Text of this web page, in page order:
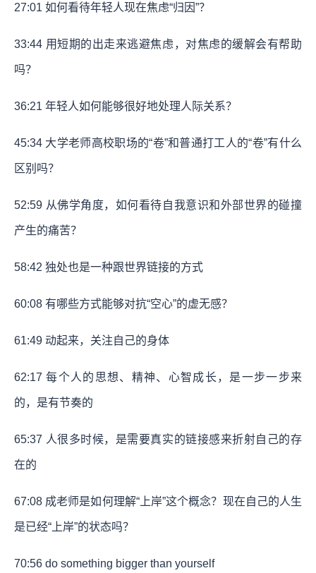
27:01 如何看待年轻人现在焦虑“归因”？
33:44 用短期的出走来逃避焦虑，对焦虑的缓解会有帮助
吗？
36:21 年轻人如何能够很好地处理人际关系？
45:34 大学老师高校职场的“卷”和普通打工人的“卷”有什么
区别吗？
52:59 从佛学角度，如何看待自我意识和外部世界的碰撞
产生的痛苦？
58:42 独处也是一种跟世界链接的方式
60:08 有哪些方式能够对抗“空心”的虚无感？
61:49 动起来，关注自己的身体
62:17 每个人的思想、精神、心智成长，是一步一步来
的，是有节奏的
65:37 人很多时候，是需要真实的链接感来折射自己的存
在的
67:08 成老师是如何理解“上岸”这个概念？现在自己的人生
是已经“上岸”的状态吗？
70:56 do something bigger than yourself